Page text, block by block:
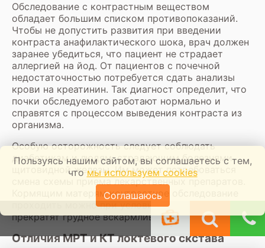
Обследование с контрастным веществом
обладает большим списком противопоказаний.
Чтобы не допустить развития при введении
контраста анафилактического шока, врач должен
заранее убедиться, что пациент не страдает
аллергией на йод. От пациентов с почечной
недостаточностью потребуется сдать анализы
крови на креатинин. Так диагност определит, что
почки обследуемого работают нормально и
справятся с процессом выведения контраста из
организма.
Особую осторожность следует соблюдать
диабетикам и людям, страдающим болезнями
щитовидной железы. Им может потребоваться
смена схемы приема лекарственных препаратов.
Кормящим матерям контрастное обследование
проходить можно при условии, что они на 1-2 дня
прекратят грудное вскармливание.
Отличия МРТ и КТ локтевого скстава
Пользуясь нашим сайтом, вы соглашаетесь с тем,
что мы используем cookies
Соглашаюсь